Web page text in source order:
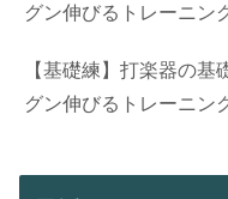
グン伸びるトレーニン
【基礎練】打楽器の
グン伸びるトレーニン